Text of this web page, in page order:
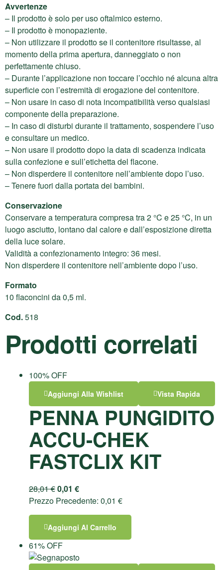
Avvertenze
– Il prodotto è solo per uso oftalmico esterno.
– Il prodotto è monopaziente.
– Non utilizzare il prodotto se il contenitore risultasse, al
momento della prima apertura, danneggiato o non
perfettamente chiuso.
– Durante l’applicazione non toccare l’occhio né alcuna altra
superficie con l’estremità di erogazione del contenitore.
– Non usare in caso di nota incompatibilità verso qualsiasi
componente della preparazione.
– In caso di disturbi durante il trattamento, sospendere l’uso
e consultare un medico.
– Non usare il prodotto dopo la data di scadenza indicata
sulla confezione e sull’etichetta del flacone.
– Non disperdere il contenitore nell’ambiente dopo l’uso.
– Tenere fuori dalla portata dei bambini.
Conservazione
Conservare a temperatura compresa tra 2 °C e 25 °C, in un
luogo asciutto, lontano dal calore e dall’esposizione diretta
della luce solare.
Validità a confezionamento integro: 36 mesi.
Non disperdere il contenitore nell’ambiente dopo l’uso.
Formato
10 flaconcini da 0,5 ml.
Cod.518
Prodotti correlati
100% OFF
Aggiungi Alla Wishlist Vista Rapida
PENNA PUNGIDITO
ACCU-CHEK
FASTCLIX KIT
28,01€0,01 €
Prezzo Precedente: 0,01 €
Aggiungi Al Carrello
61% OFF